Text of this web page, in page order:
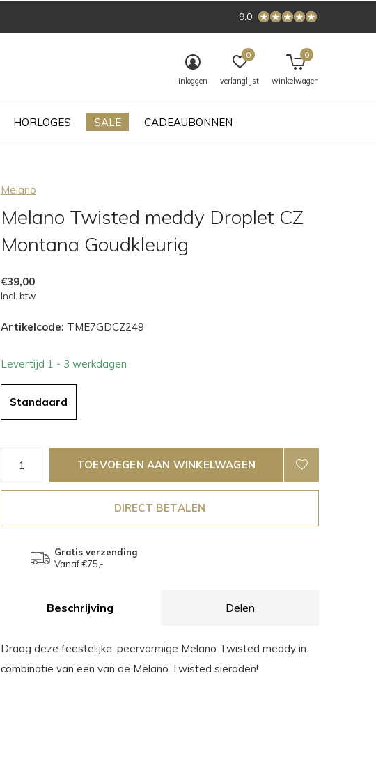
HORLOGES SALE CADEAUBONNEN
inloggen verlanglijst
0
winkelwagen
0
9.0
Melano
Melano Twisted meddy Droplet CZ
Montana Goudkleurig
€39,00
Incl. btw
Artikelcode: TME7GDCZ249
Levertijd 1 - 3 werkdagen
Standaard
TOEVOEGEN AAN WINKELWAGEN
DIRECT BETALEN
Gratis verzending
Vanaf €75,-
Beschrijving Delen
Draag deze feestelijke, peervormige Melano Twisted meddy in
combinatie van een van de Melano Twisted sieraden!